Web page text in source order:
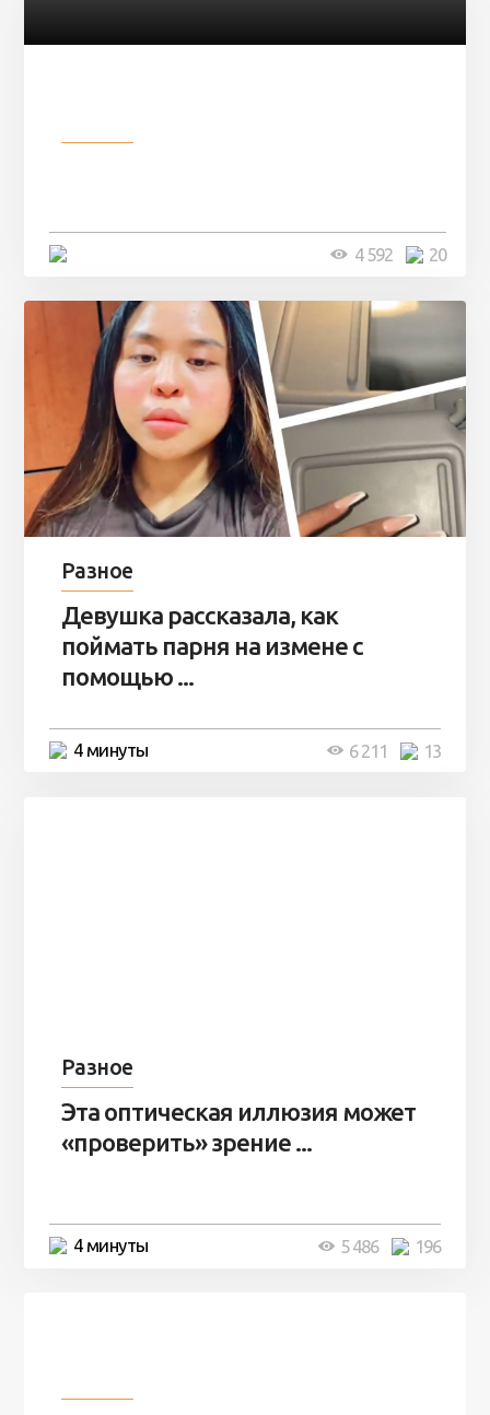
20
4 592
Разное
Девушка рассказала, как
поймать парня на измене с
помощью ...
4 минуты 13
6 211
Разное
Эта оптическая иллюзия может
«проверить» зрение ...
4 минуты 196
5 486